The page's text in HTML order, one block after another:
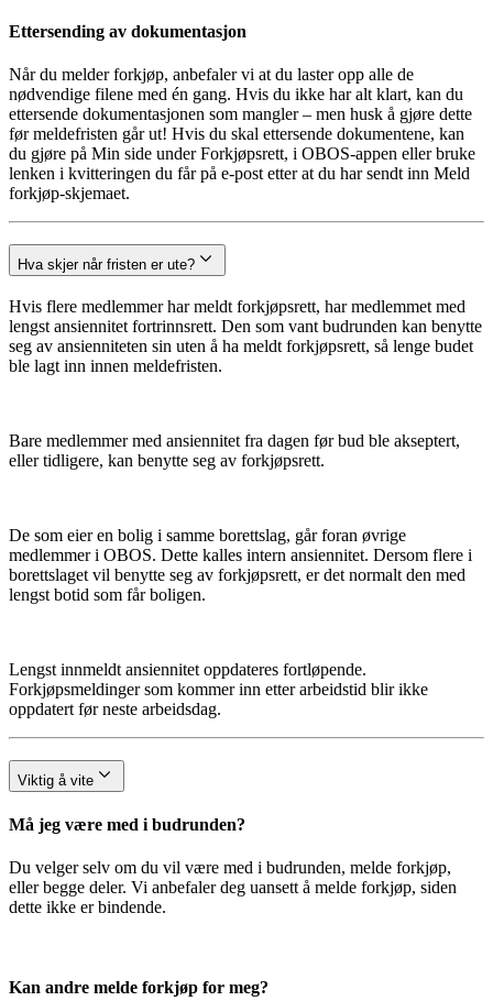
Ettersending av dokumentasjon
Når du melder forkjøp, anbefaler vi at du laster opp alle de
nødvendige filene med én gang. Hvis du ikke har alt klart, kan du
ettersende dokumentasjonen som mangler – men husk å gjøre dette
før meldefristen går ut! Hvis du skal ettersende dokumentene, kan
du gjøre på Min side under Forkjøpsrett, i OBOS-appen eller bruke
lenken i kvitteringen du får på e-post etter at du har sendt inn Meld
forkjøp-skjemaet.
Hva skjer når fristen er ute?
Hvis flere medlemmer har meldt forkjøpsrett, har medlemmet med
lengst ansiennitet fortrinnsrett. Den som vant budrunden kan benytte
seg av ansienniteten sin uten å ha meldt forkjøpsrett, så lenge budet
ble lagt inn innen meldefristen.
Bare medlemmer med ansiennitet fra dagen før bud ble akseptert,
eller tidligere, kan benytte seg av forkjøpsrett.
De som eier en bolig i samme borettslag, går foran øvrige
medlemmer i OBOS. Dette kalles intern ansiennitet. Dersom flere i
borettslaget vil benytte seg av forkjøpsrett, er det normalt den med
lengst botid som får boligen.
Lengst innmeldt ansiennitet oppdateres fortløpende.
Forkjøpsmeldinger som kommer inn etter arbeidstid blir ikke
oppdatert før neste arbeidsdag.
Viktig å vite
Må jeg være med i budrunden?
Du velger selv om du vil være med i budrunden, melde forkjøp,
eller begge deler. Vi anbefaler deg uansett å melde forkjøp, siden
dette ikke er bindende.
Kan andre melde forkjøp for meg?